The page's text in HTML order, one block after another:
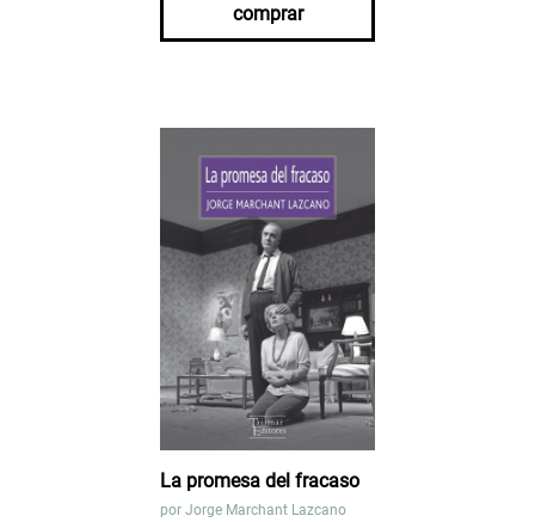
comprar
La promesa del fracaso
por Jorge Marchant Lazcano